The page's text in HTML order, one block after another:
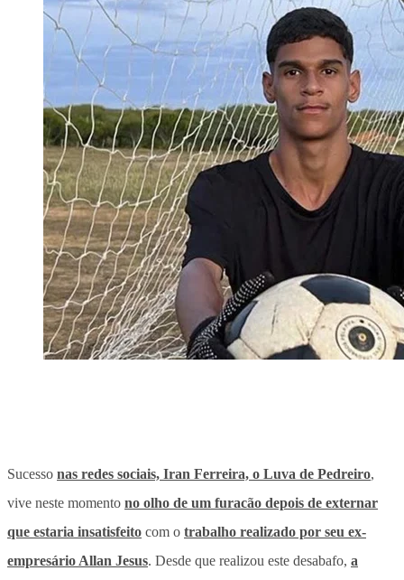
Sucesso nas redes sociais, Iran Ferreira, o Luva de Pedreiro,
vive neste momento no olho de um furacão depois de externar
que estaria insatisfeito com o trabalho realizado por seu ex-
empresário Allan Jesus. Desde que realizou este desabafo, a